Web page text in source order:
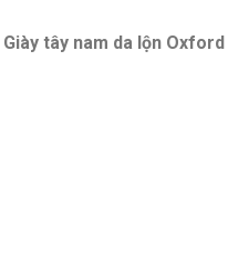
Giày tây nam da lộn Oxford